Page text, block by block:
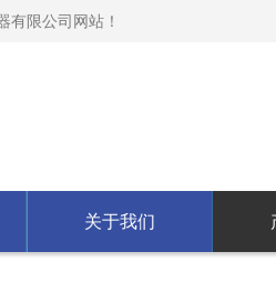
有限公司网站！
关于我们